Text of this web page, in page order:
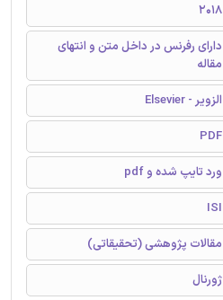
2018
دارای رفرنس در داخل متن و انتهای
مقاله
الزویر - Elsevier
PDF
ورد تایپ شده و pdf
ISI
مقالات پژوهشی (تحقیقاتی)
ژورنال